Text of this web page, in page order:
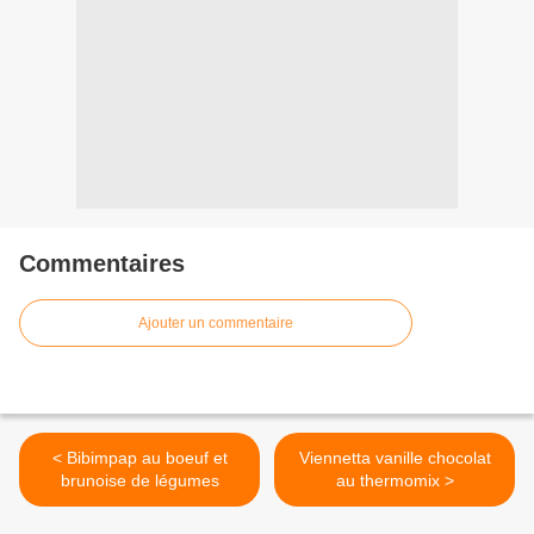
Commentaires
Ajouter un commentaire
< Bibimpap au boeuf et
brunoise de légumes
Viennetta vanille chocolat
au thermomix >